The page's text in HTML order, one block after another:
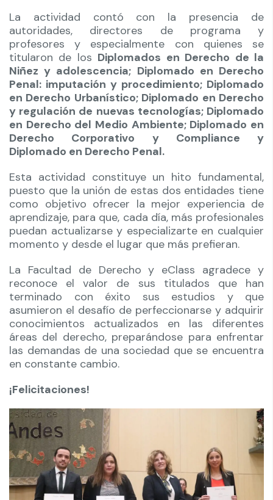
La actividad contó con la presencia de
autoridades, directores de programa y
profesores y especialmente con quienes se
titularon de los Diplomados en Derecho de la
Niñez y adolescencia; Diplomado en Derecho
Penal: imputación y procedimiento; Diplomado
en Derecho Urbanístico; Diplomado en Derecho
y regulación de nuevas tecnologías; Diplomado
en Derecho del Medio Ambiente; Diplomado en
Derecho Corporativo y Compliance y
Diplomado en Derecho Penal.
Esta actividad constituye un hito fundamental,
puesto que la unión de estas dos entidades tiene
como objetivo ofrecer la mejor experiencia de
aprendizaje, para que, cada día, más profesionales
puedan actualizarse y especializarte en cualquier
momento y desde el lugar que más prefieran.
La Facultad de Derecho y eClass agradece y
reconoce el valor de sus titulados que han
terminado con éxito sus estudios y que
asumieron el desafío de perfeccionarse y adquirir
conocimientos actualizados en las diferentes
áreas del derecho, preparándose para enfrentar
las demandas de una sociedad que se encuentra
en constante cambio.
¡Felicitaciones!